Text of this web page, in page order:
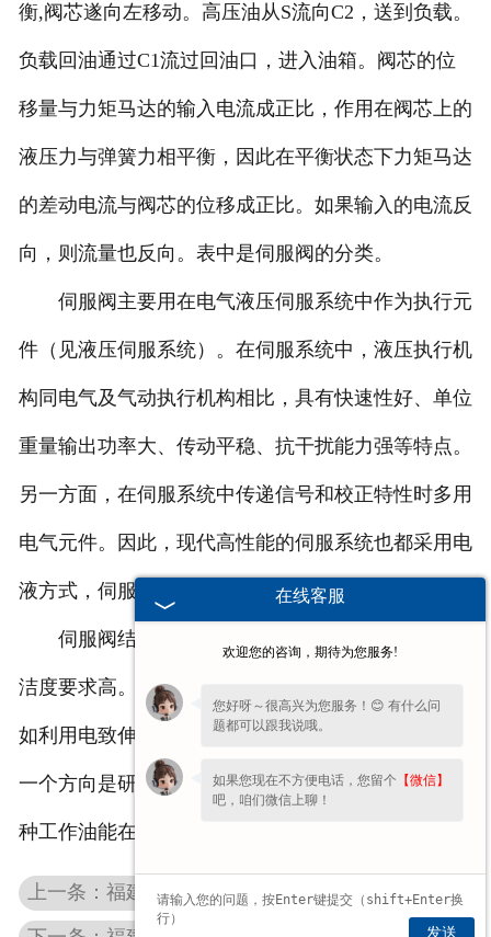
衡,阀芯遂向左移动。高压油从S流向C2，送到负载。
负载回油通过C1流过回油口，进入油箱。阀芯的位
移量与力矩马达的输入电流成正比，作用在阀芯上的
液压力与弹簧力相平衡，因此在平衡状态下力矩马达
的差动电流与阀芯的位移成正比。如果输入的电流反
向，则流量也反向。表中是伺服阀的分类。
伺服阀主要用在电气液压伺服系统中作为执行元
件（见液压伺服系统）。在伺服系统中，液压执行机
构同电气及气动执行机构相比，具有快速性好、单位
重量输出功率大、传动平稳、抗干扰能力强等特点。
另一方面，在伺服系统中传递信号和校正特性时多用
电气元件。因此，现代高性能的伺服系统也都采用电
液方式，伺服阀就是这种系统的必需元件。
伺服阀结构比较复杂，造价高，对油的质量和清
洁度要求高。新型的伺服阀正试图克服这些缺点，例
如利用电致伸缩元件的伺服阀，使结构大为简化。另
一个方向是研制特殊的工作油（如电气粘性油）。这
种工作油能在电磁的作用下改变粘性系数。
上一条：福建atos比例阀
在线客服
欢迎您的咨询，期待为您服务!
您好呀～很高兴为您服务！😊 有什么问
题都可以跟我说哦。
如果您现在不方便电话，您留个 【微信】
吧，咱们微信上聊！
发送